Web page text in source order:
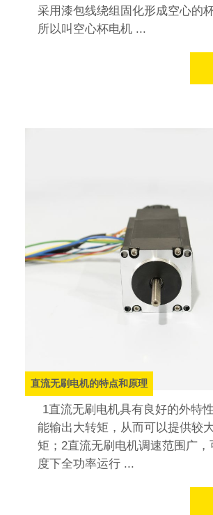
采用漆包线绕组固化形成空心的
所以叫空心杯电机 ...
直流无刷电机的特点和原理
1直流无刷电机具有良好的外特
能输出大转矩，从而可以提供较
矩；2直流无刷电机调速范围广，
度下全功率运行 ...